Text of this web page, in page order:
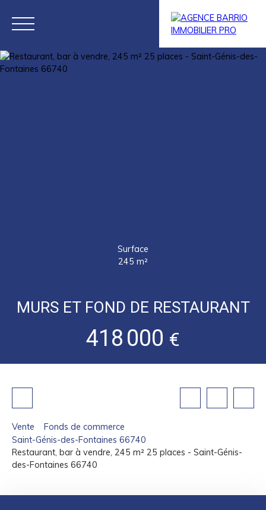
Surface
245 m²
MURS ET FOND DE RESTAURANT
418 000 €
Vente
Fonds de commerce
Saint-Génis-des-Fontaines 66740
Restaurant, bar à vendre, 245 m² 25 places - Saint-Génis-
des-Fontaines 66740